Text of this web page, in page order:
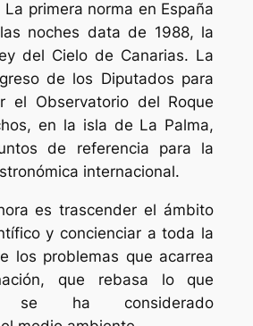
primera norma en España
noches data de 1988, la
del Cielo de Canarias. La
de los Diputados para
el Observatorio del Roque
en la isla de La Palma,
de referencia para la
internacional.
es trascender el ámbito
y concienciar a toda la
los problemas que acarrea
que rebasa lo que
se ha considerado